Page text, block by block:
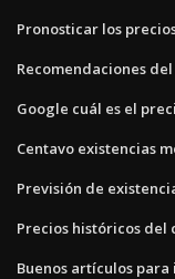
Pronosticar los
Recomendaciones
Google cuál es el
Centavo existencias
Previsión de
Precios históricos
Buenos artículos